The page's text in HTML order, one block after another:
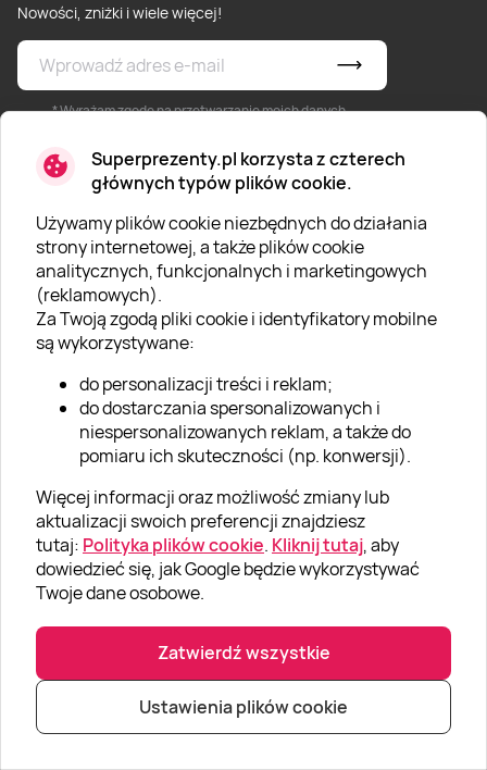
Superprezenty.pl korzysta z czterech
głównych typów plików cookie.
Używamy plików cookie niezbędnych do działania
strony internetowej, a także plików cookie
analitycznych, funkcjonalnych i marketingowych
(reklamowych).
Za Twoją zgodą pliki cookie i identyfikatory mobilne
są wykorzystywane:
do personalizacji treści i reklam;
do dostarczania spersonalizowanych i
niespersonalizowanych reklam, a także do
pomiaru ich skuteczności (np. konwersji).
Więcej informacji oraz możliwość zmiany lub
aktualizacji swoich preferencji znajdziesz
tutaj: Polityka plików cookie. Kliknij tutaj, aby
dowiedzieć się, jak Google będzie wykorzystywać
Twoje dane osobowe.
Zatwierdź wszystkie
Ustawienia plików cookie
Nowości, zniżki i wiele więcej!
* Wyrażam zgodę na przetwarzanie moich danych
Prezenty.
O SUPERPREZENTY
O nas
Aktualności
Kariera w Super Prezentach
Dla firm
Klub Lojalnościowy
Dodaj recenzję
Informacje
GRUPA „SUPER PREZENTY“